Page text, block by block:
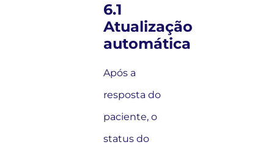
6.1
Atualização
automática
Após a
resposta do
paciente, o
status do